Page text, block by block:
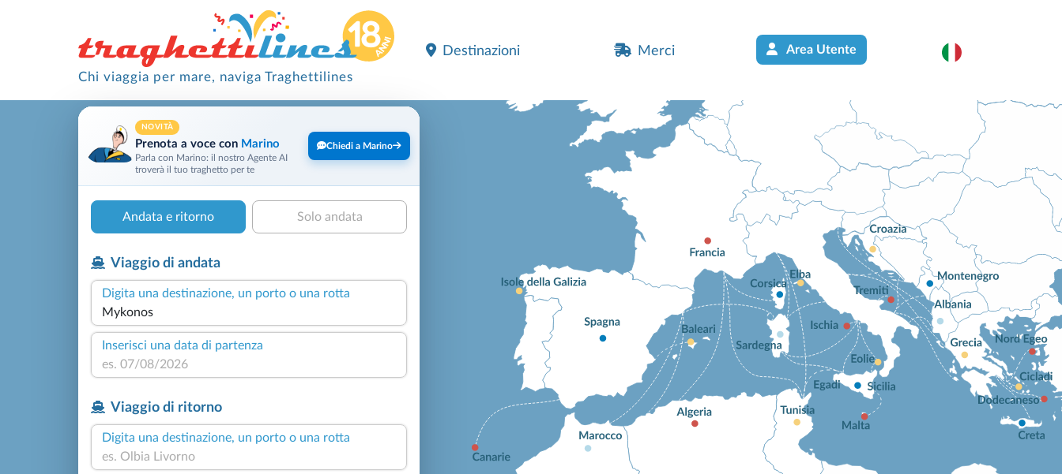
Chi viaggia per mare, naviga Traghettilines
Destinazioni Merci Area Utente
NOVITÀ
Prenota a voce con Marino
Parla con Marino: il nostro Agente AI
troverà il tuo traghetto per te
Chiedi a Marino
Andata e ritorno Solo andata
Viaggio di andata
Digita una destinazione, un porto o una rotta
Inserisci una data di partenza
Viaggio di ritorno
Digita una destinazione, un porto o una rotta